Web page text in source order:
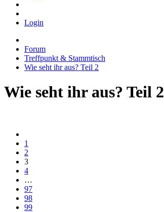
Login
Forum
Treffpunkt & Stammtisch
Wie seht ihr aus? Teil 2
Wie seht ihr aus? Teil 2
1
2
3
4
…
97
98
99